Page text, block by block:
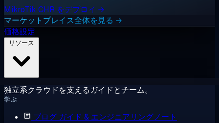
MikroTik CHR をデプロイ →
マーケットプレイス全体を見る →
価格設定
独立系クラウドを支えるガイドとチーム。
学ぶ
ブログ ガイド & エンジニアリングノート